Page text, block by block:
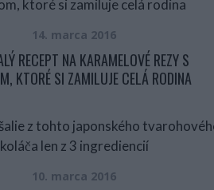
14. marca 2016
RECEPT NA KARAMELOVÉ REZY S
KTORÉ SI ZAMILUJE CELÁ RODINA
10. marca 2016